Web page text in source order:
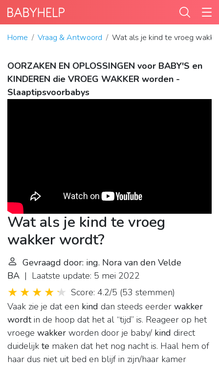
Home Vraag & Antwoord Wat als je kind te vroeg
OORZAKEN EN OPLOSSINGEN voor BABY'S en
KINDEREN die VROEG WAKKER worden -
Slaaptipsvoorbabys
Wat als je kind te vroeg
wakker wordt?
Gevraagd door: ing. Nora van den Velde
BA | Laatste update: 5 mei 2022
Score: 4.2/5 (53 stemmen)
Vaak zie je dat een kind dan steeds eerder wakker
wordtin de hoop dat het al “tijd” is. Reageer op het
vroege wakker worden door je baby/ kind direct
duidelijk te maken dat het nog nacht is. Haal hem of
haar dus niet uit bed en blijf in zijn/haar kamer